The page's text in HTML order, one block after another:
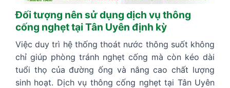
Đối tượng nên sử dụng dịch vụ thông
cống nghẹt tại Tân Uyên định kỳ
Việc duy trì hệ thống thoát nước thông suốt không
chỉ giúp phòng tránh nghẹt cống mà còn kéo dài
tuổi thọ của đường ống và nâng cao chất lượng
sinh hoạt. Dịch vụ thông cống nghẹt tại Tân Uyên